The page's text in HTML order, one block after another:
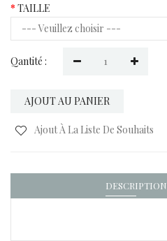
TAILLE
Qantité :
AJOUT AU PANIER
Ajout À La Liste De Souhaits
DESCRIPTION